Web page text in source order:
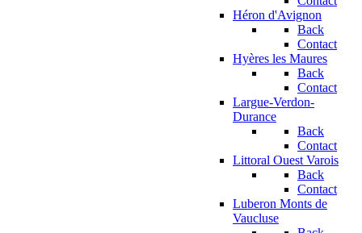
Héron d'Avignon
Back
Contact
Hyères les Maures
Back
Contact
Largue-Verdon-
Durance
Back
Contact
Littoral Ouest Varois
Back
Contact
Luberon Monts de
Vaucluse